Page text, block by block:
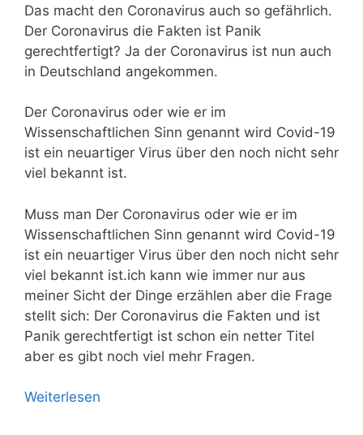
Das macht den Coronavirus auch so gefährlich.
Der Coronavirus die Fakten ist Panik
gerechtfertigt? Ja der Coronavirus ist nun auch
in Deutschland angekommen.
Der Coronavirus oder wie er im
Wissenschaftlichen Sinn genannt wird Covid-19
ist ein neuartiger Virus über den noch nicht sehr
viel bekannt ist.
Muss man Der Coronavirus oder wie er im
Wissenschaftlichen Sinn genannt wird Covid-19
ist ein neuartiger Virus über den noch nicht sehr
viel bekannt ist.ich kann wie immer nur aus
meiner Sicht der Dinge erzählen aber die Frage
stellt sich: Der Coronavirus die Fakten und ist
Panik gerechtfertigt ist schon ein netter Titel
aber es gibt noch viel mehr Fragen.
Weiterlesen